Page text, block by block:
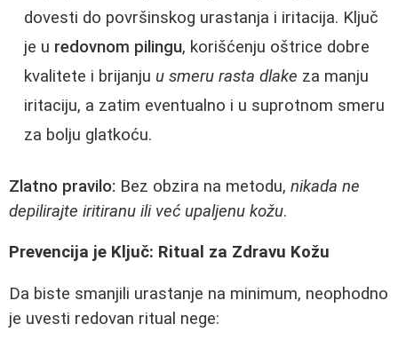
dovesti do površinskog urastanja i iritacija. Ključ
je u redovnom pilingu, korišćenju oštrice dobre
kvalitete i brijanju u smeru rasta dlake za manju
iritaciju, a zatim eventualno i u suprotnom smeru
za bolju glatkoću.
Zlatno pravilo: Bez obzira na metodu, nikada ne
depilirajte iritiranu ili već upaljenu kožu.
Prevencija je Ključ: Ritual za Zdravu Kožu
Da biste smanjili urastanje na minimum, neophodno
je uvesti redovan ritual nege: